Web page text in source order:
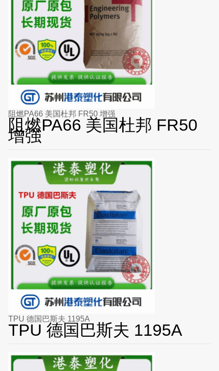
阻燃PA66 美国杜邦 FR50 增强
阻燃PA66 美国杜邦 FR50
增强
TPU 德国巴斯夫 1195A
TPU 德国巴斯夫 1195A